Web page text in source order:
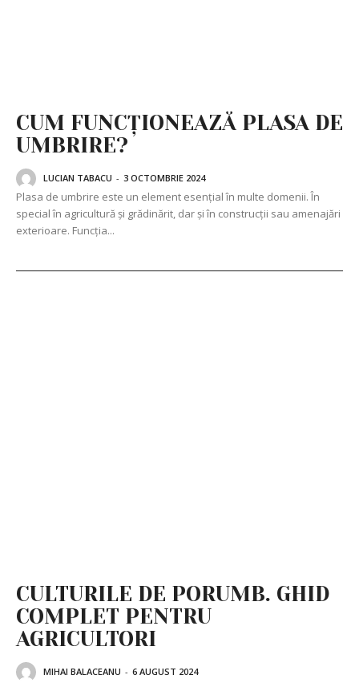
CUM FUNCȚIONEAZĂ PLASA DE
UMBRIRE?
LUCIAN TABACU - 3 OCTOMBRIE 2024
Plasa de umbrire este un element esențial în multe domenii. În
special în agricultură și grădinărit, dar și în construcții sau amenajări
exterioare. Funcția...
CULTURILE DE PORUMB. GHID
COMPLET PENTRU
AGRICULTORI
MIHAI BALACEANU - 6 AUGUST 2024